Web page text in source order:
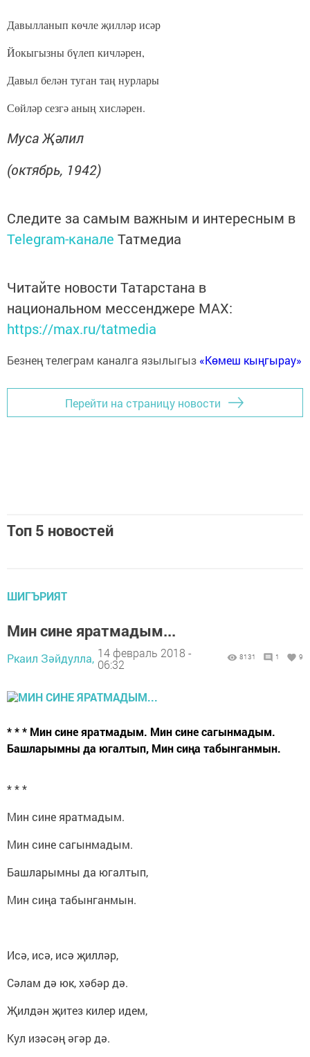
Давылланып көчле җилләр исәр
Йокыгызны бүлеп кичләрен,
Давыл белән туган таң нурлары
Сөйләр сезгә аның хисләрен.
Муса Җәлил
(октябрь, 1942)
Следите за самым важным и интересным в
Telegram-канале Татмедиа
Читайте новости Татарстана в
национальном мессенджере MАХ:
https://max.ru/tatmedia
Безнең телеграм каналга язылыгыз «Көмеш кыңгырау»
Перейти на страницу новости
Топ 5 новостей
ШИГЪРИЯТ
Мин сине яратмадым...
Ркаил Зәйдулла, 14 февраль 2018 -
06:32
8131 1 9
* * * Мин сине яратмадым. Мин сине сагынмадым.
Башларымны да югалтып, Мин сиңа табынганмын.
* * *
Мин сине яратмадым.
Мин сине сагынмадым.
Башларымны да югалтып,
Мин сиңа табынганмын.
Исә, исә, исә җилләр,
Сәлам дә юк, хәбәр дә.
Җилдән җитез килер идем,
Кул изәсәң әгәр дә.